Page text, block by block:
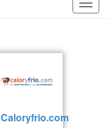
Caloryfrio.com